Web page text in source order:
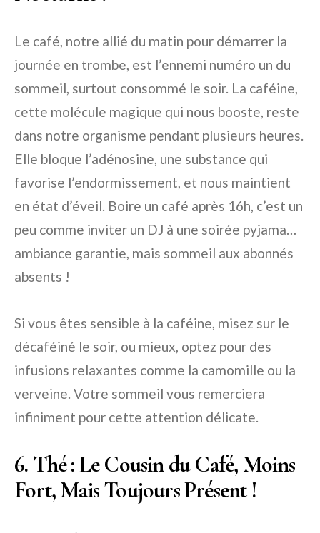
Le café, notre allié du matin pour démarrer la
journée en trombe, est l’ennemi numéro un du
sommeil, surtout consommé le soir. La caféine,
cette molécule magique qui nous booste, reste
dans notre organisme pendant plusieurs heures.
Elle bloque l’adénosine, une substance qui
favorise l’endormissement, et nous maintient
en état d’éveil. Boire un café après 16h, c’est un
peu comme inviter un DJ à une soirée pyjama…
ambiance garantie, mais sommeil aux abonnés
absents !
Si vous êtes sensible à la caféine, misez sur le
décaféiné le soir, ou mieux, optez pour des
infusions relaxantes comme la camomille ou la
verveine. Votre sommeil vous remerciera
infiniment pour cette attention délicate.
6. Thé : Le Cousin du Café, Moins
Fort, Mais Toujours Présent !